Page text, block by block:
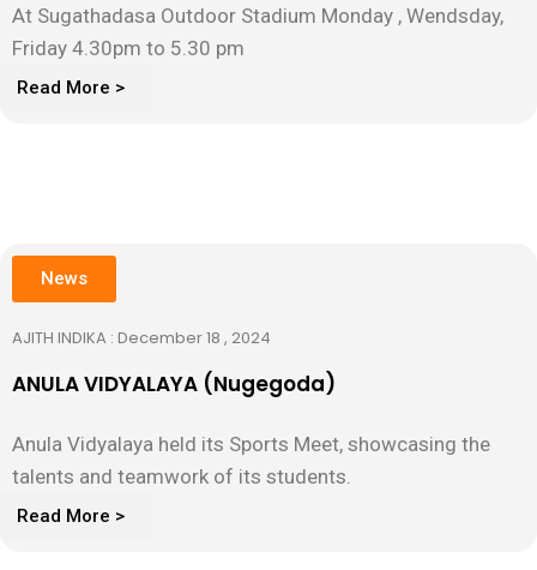
At Sugathadasa Outdoor Stadium Monday , Wendsday,
Friday 4.30pm to 5.30 pm
Read More >
News
AJITH INDIKA : December 18 , 2024
ANULA VIDYALAYA (Nugegoda)
Anula Vidyalaya held its Sports Meet, showcasing the
talents and teamwork of its students.
Read More >